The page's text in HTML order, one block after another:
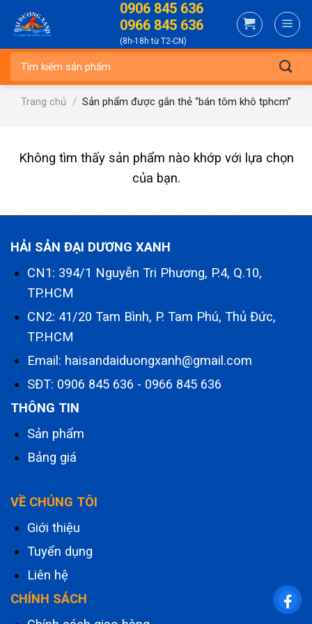
content
0906 845 636
0966 845 636
(8h-18h từ T2-CN)
Trang chủ / Sản phẩm được gắn thẻ “bán tôm khô tphcm”
Không tìm thấy sản phẩm nào khớp với lựa chọn
của bạn.
HẢI SẢN ĐẠI DƯƠNG XANH
CN1: 394/1 Nguyễn Tri Phương, P.4, Q.10,
TP.HCM
CN2: 41/20 Tam Bình, P. Tam Phú, Thủ Đức,
TP.HCM
Email: haisandaiduongxanh@gmail.com
SĐT: 0906 845 636 - 0966 845 636
THÔNG TIN
Sản phẩm
Bảng giá
VỀ CHÚNG TÔI
Giới thiệu
Tuyển dụng
Liên hệ
CHÍNH SÁCH